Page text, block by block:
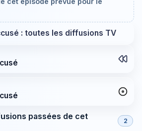
: toutes les diffusions TV
passées de cet
2